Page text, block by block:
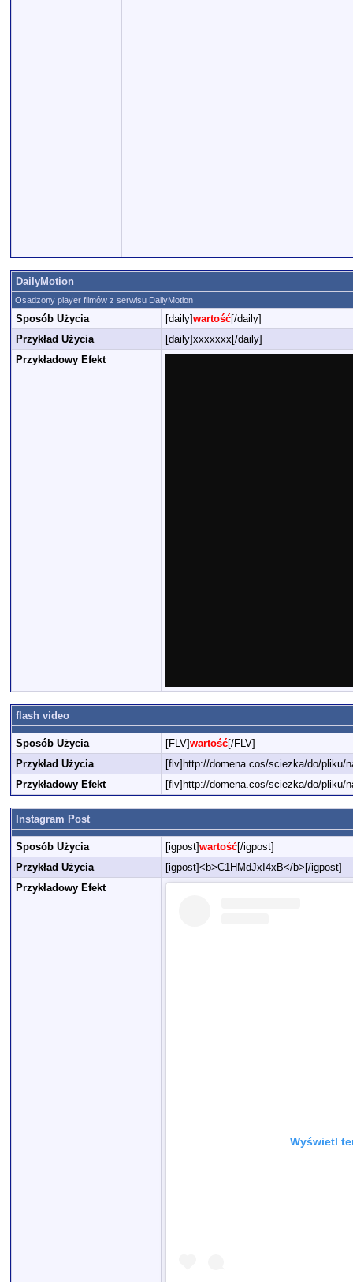
DailyMotion
Osadzony player filmów z serwisu DailyMotion
Sposób Użycia [daily]wartość[/daily]
Przykład Użycia
[daily]xxxxxxx[/daily]
Przykładowy Efekt
flash video
Sposób Użycia [FLV]wartość[/FLV]
Przykład Użycia
[flv]http://domena.cos/sciezka/do/pliku/
Przykładowy Efekt
[flv]http://domena.cos/sciezka/do/pliku/
Instagram Post
Sposób Użycia [igpost]wartość[/igpost]
Przykład Użycia
[igpost]<b>C1HMdJxI4xB</b>[/igpost]
Przykładowy Efekt
Wyświetl